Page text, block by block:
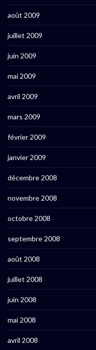
août 2009
juillet 2009
juin 2009
mai 2009
avril 2009
mars 2009
février 2009
janvier 2009
décembre 2008
novembre 2008
octobre 2008
septembre 2008
août 2008
juillet 2008
juin 2008
mai 2008
avril 2008